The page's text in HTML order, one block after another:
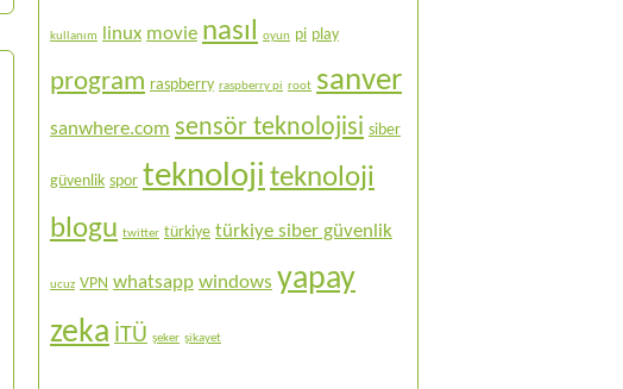
kullanım linux movie nasıl oyun pi play
program raspberry raspberry pi root sanver
sanwhere.com sensör teknolojisi siber
güvenlik spor teknoloji teknoloji
blogu twitter türkiye türkiye siber güvenlik
ucuz VPN whatsapp windows yapay
zeka İTÜ şeker şikayet